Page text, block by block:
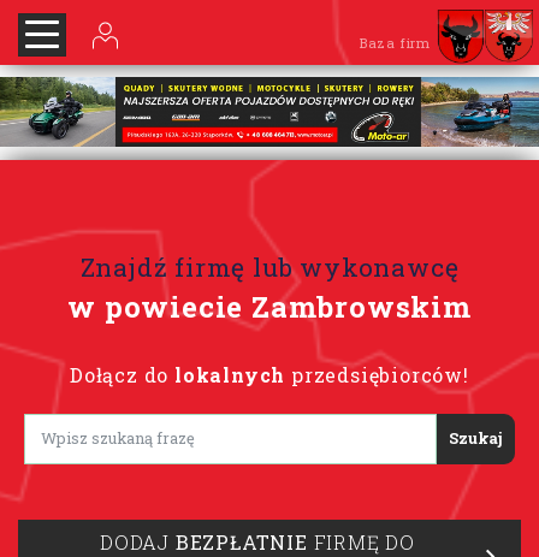
Baza firm
Znajdź firmę lub wykonawcę
w powiecie Zambrowskim
Dołącz do lokalnych przedsiębiorców!
Lorem ipsum
DODAJ BEZPŁATNIE FIRMĘ DO